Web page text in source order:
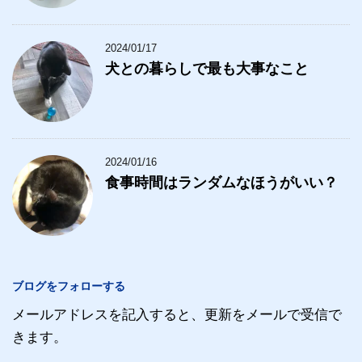
2024/01/17
犬との暮らしで最も大事なこと
2024/01/16
食事時間はランダムなほうがいい？
ブログをフォローする
メールアドレスを記入すると、更新をメールで受信で
きます。